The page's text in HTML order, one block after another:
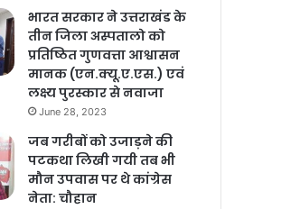
भारत सरकार ने उत्तराखंड के
तीन जिला अस्पतालो को
प्रतिष्ठित गुणवत्ता आश्वासन
मानक (एन.क्यू.ए.एस.) एवं
लक्ष्य पुरस्कार से नवाजा
June 28, 2023
जब गरीबों को उजाड़ने की
पटकथा लिखी गयी तब भी
मौन उपवास पर थे कांग्रेस
नेता: चौहान